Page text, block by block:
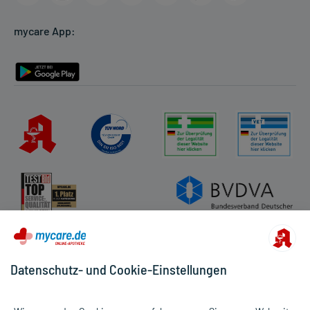
Rückgabe/Widerruf
mycare App:
Datenschutz- und Cookie-Einstellungen